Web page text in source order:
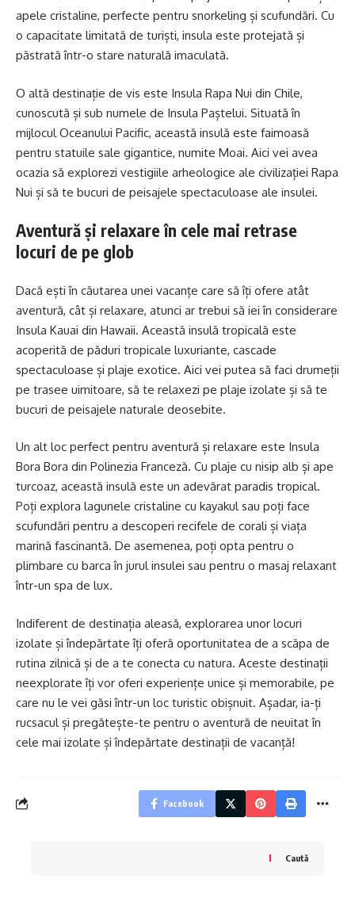
apele cristaline, perfecte pentru snorkeling și scufundări. Cu
o capacitate limitată de turiști, insula este protejată și
păstrată într-o stare naturală imaculată.
O altă destinație de vis este Insula Rapa Nui din Chile,
cunoscută și sub numele de Insula Paștelui. Situată în
mijlocul Oceanului Pacific, această insulă este faimoasă
pentru statuile sale gigantice, numite Moai. Aici vei avea
ocazia să explorezi vestigiile arheologice ale civilizației Rapa
Nui și să te bucuri de peisajele spectaculoase ale insulei.
Aventură și relaxare în cele mai retrase
locuri de pe glob
Dacă ești în căutarea unei vacanțe care să îți ofere atât
aventură, cât și relaxare, atunci ar trebui să iei în considerare
Insula Kauai din Hawaii. Această insulă tropicală este
acoperită de păduri tropicale luxuriante, cascade
spectaculoase și plaje exotice. Aici vei putea să faci drumeții
pe trasee uimitoare, să te relaxezi pe plaje izolate și să te
bucuri de peisajele naturale deosebite.
Un alt loc perfect pentru aventură și relaxare este Insula
Bora Bora din Polinezia Franceză. Cu plaje cu nisip alb și ape
turcoaz, această insulă este un adevărat paradis tropical.
Poți explora lagunele cristaline cu kayakul sau poți face
scufundări pentru a descoperi recifele de corali și viața
marină fascinantă. De asemenea, poți opta pentru o
plimbare cu barca în jurul insulei sau pentru o masaj relaxant
într-un spa de lux.
Indiferent de destinația aleasă, explorarea unor locuri
izolate și îndepărtate îți oferă oportunitatea de a scăpa de
rutina zilnică și de a te conecta cu natura. Aceste destinații
neexplorate îți vor oferi experiențe unice și memorabile, pe
care nu le vei găsi într-un loc turistic obișnuit. Așadar, ia-ți
rucsacul și pregătește-te pentru o aventură de neuitat în
cele mai izolate și îndepărtate destinații de vacanță!
Facebook
Caută